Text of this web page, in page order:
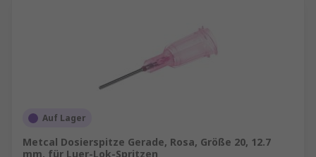
Auf Lager
Metcal Dosierspitze Gerade, Rosa, Größe 20, 12.7
mm, für Luer-Lok-Spritzen